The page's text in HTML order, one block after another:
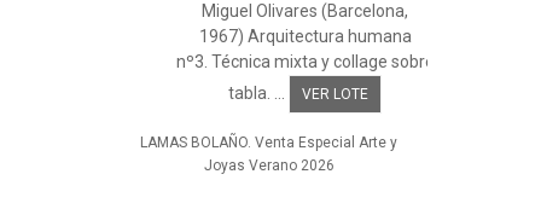
Miguel Olivares (Barcelona,
1967) Arquitectura humana
nº3. Técnica mixta y collage sobre
tabla. ...
VER LOTE
LAMAS BOLAÑO. Venta Especial Arte y
Joyas Verano 2026